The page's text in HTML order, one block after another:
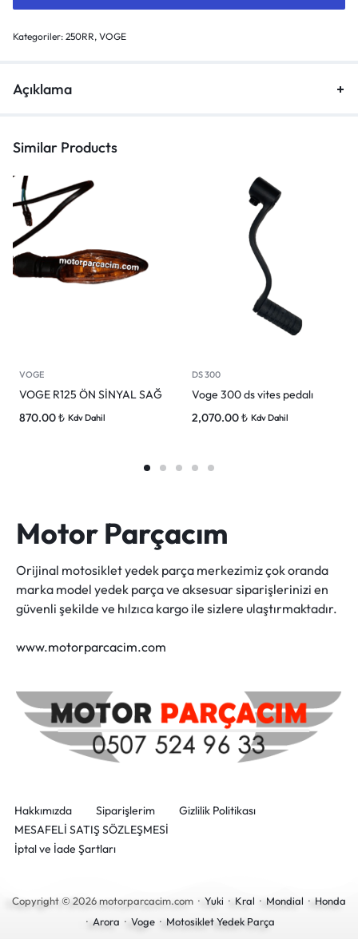
Kategoriler: 250RR, VOGE
Açıklama
Similar Products
VOGE
VOGE R125 ÖN SİNYAL SAĞ
870.00₺ Kdv Dahil
DS 300
Voge 300 ds vites pedalı
2,070.00₺ Kdv Dahil
Motor Parçacım
Orijinal motosiklet yedek parça merkezimiz çok oranda
marka model yedek parça ve aksesuar siparişlerinizi en
güvenli şekilde ve hılzıca kargo ile sizlere ulaştırmaktadır.
www.motorparcacim.com
Hakkımızda Siparişlerim
Gizlilik Politikası
MESAFELİ SATIŞ SÖZLEŞMESİ
İptal ve İade Şartları
Copyright © 2026 motorparcacim.com · Yuki · Kral · Mondial · Honda
· Arora · Voge· Motosiklet Yedek Parça